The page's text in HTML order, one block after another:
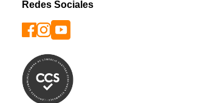
Redes Sociales